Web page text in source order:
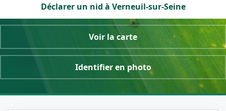
Déclarer un nid à Verneuil-sur-Seine
Voir la carte
Identifier en photo